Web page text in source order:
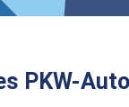
PKW-